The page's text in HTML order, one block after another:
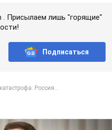
. Присылаем лишь "горящие"
Подписаться
Россия...